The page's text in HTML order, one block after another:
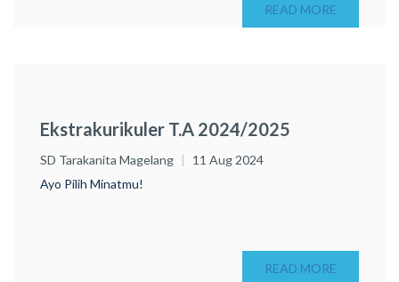
READ MORE
Ekstrakurikuler T.A 2024/2025
SD Tarakanita Magelang
11 Aug 2024
Ayo Pilih Minatmu!
READ MORE